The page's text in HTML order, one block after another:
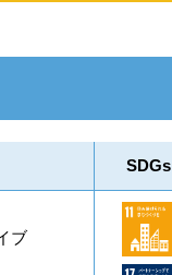
SDGs
ブ